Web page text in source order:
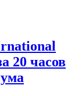
20 часов